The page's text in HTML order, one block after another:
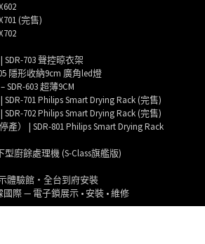
(完售)
703 聲控晾衣架
隱形收納9cm 廣角led燈
603 超薄9CM
701 Philips Smart Drying Rack (完售)
702 Philips Smart Drying Rack (完售)
產） | SDR-801 Philips Smart Drying Rack
型廚餘處理機 (S-Class旗艦版)
體驗館・全台到府安裝
際 — 電子鎖展示 • 安裝 • 維修